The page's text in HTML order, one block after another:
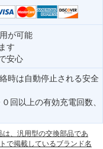
が可能
す
安心
時は自動停止される安全
回以上の有効充電回数、
、汎用型の交換部品であ
で掲載しているブランド名